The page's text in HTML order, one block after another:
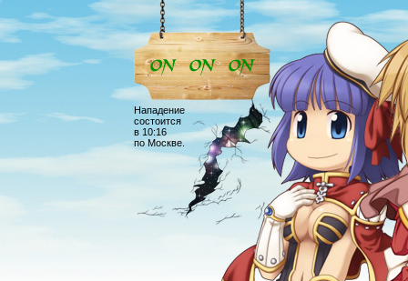
Нападение
состоится
в 10:16
по Москве.